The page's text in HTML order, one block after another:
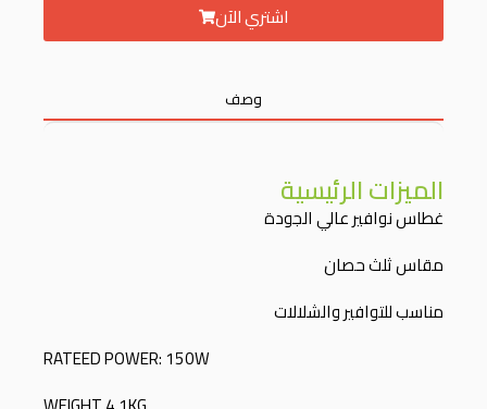
اشتري الآن
وصف
الميزات الرئيسية
غطاس نوافير عالي الجودة
مقاس ثلث حصان
مناسب للتوافير والشلالات
RATEED POWER: 150W